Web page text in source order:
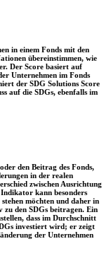
in einem Fonds mit den
übereinstimmen, wie
Der Score basiert auf
Unternehmen im Fonds
der SDG Solutions Score
auf die SDGs, ebenfalls im
den Beitrag des Fonds,
in der realen
zwischen Ausrichtung
kann besonders
möchten und daher in
den SDGs beitragen. Ein
dass im Durchschnitt
investiert wird; er zeigt
der Unternehmen